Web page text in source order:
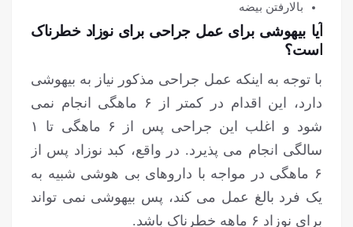
بالارفتن بیضه
آیا بیهوشی برای عمل جراحی برای نوزاد خطرناک
است؟
با توجه به اینکه عمل جراحی مذکور نیاز به بیهوشی
دارد، این اقدام در کمتر از ۶ ماهگی انجام نمی
شود و اغلب این جراحی پس از ۶ ماهگی تا ۱
سالگی انجام می پذیرد. در واقع، کبد نوزاد پس از
۶ ماهگی در مواجه با داروهای بی هوشی شبیه به
یک فرد بالغ عمل می کند، پس بیهوشی نمی تواند
برای نوزاد ۶ ماهه خطرناک باشد.